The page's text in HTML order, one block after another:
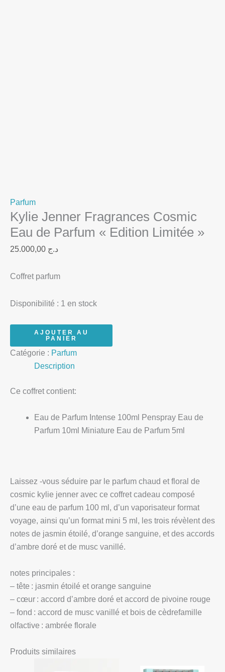
Parfum
Kylie Jenner Fragrances Cosmic
Eau de Parfum « Edition Limitée »
د.ج
Coffret parfum
Disponibilité : 1 en stock
AJOUTER AU
PANIER
Catégorie : Parfum
Description
Ce coffret contient:
Eau de Parfum Intense 100ml Penspray Eau de
Parfum 10ml Miniature Eau de Parfum 5ml
Laissez -vous séduire par le parfum chaud et floral de
cosmic kylie jenner avec ce coffret cadeau composé
d’une eau de parfum 100 ml, d’un vaporisateur format
voyage, ainsi qu’un format mini 5 ml, les trois révèlent des
notes de jasmin étoilé, d’orange sanguine, et des accords
d’ambre doré et de musc vanillé.
notes principales :
– tête : jasmin étoilé et orange sanguine
– cœur : accord d’ambre doré et accord de pivoine rouge
– fond : accord de musc vanillé et bois de cèdrefamille
olfactive : ambrée florale
Produits similaires